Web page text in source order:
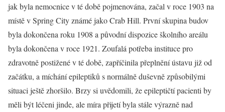
jak byla nemocnice v té době pojmenována, začal v roce 1903 na
místě v Spring City známé jako Crab Hill. První skupina budov
byla dokončena roku 1908 a původní dispozice školního areálu
byla dokončena v roce 1921. Zoufalá potřeba instituce pro
zdravotně postižené v té době, zapříčinila přeplnění ústavu již od
začátku, a míchání epileptiků s normálně duševně způsobilými
situaci ještě zhoršilo. Brzy si uvědomili, že epileptičtí pacienti by
měli být léčeni jinde, ale míra přijetí byla stále výrazně nad